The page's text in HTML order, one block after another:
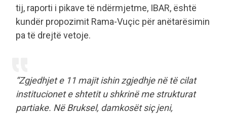
tij, raporti i pikave të ndërmjetme, IBAR, është
kundër propozimit Rama-Vuçic për anëtarësimin
pa të drejtë vetoje.
“Zgjedhjet e 11 majit ishin zgjedhje në të cilat
institucionet e shtetit u shkrinë me strukturat
partiake. Në Bruksel, damkosët siç jeni,